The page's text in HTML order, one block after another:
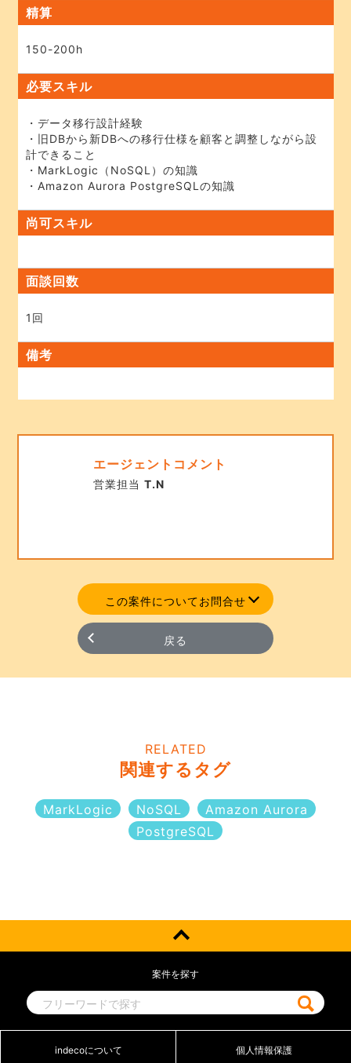
精算
150-200h
必要スキル
・データ移行設計経験
・旧DBから新DBへの移行仕様を顧客と調整しながら設
計できること
・MarkLogic（NoSQL）の知識
・Amazon Aurora PostgreSQLの知識
尚可スキル
面談回数
1回
備考
エージェントコメント
営業担当 T.N
戻る
この案件についてお問合せ
RELATED
関連するタグ
MarkLogic NoSQL
Amazon Aurora
PostgreSQL
案件を探す
indecoについて 個人情報保護